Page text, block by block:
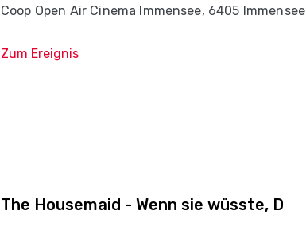
Coop Open Air Cinema Immensee, 6405 Immensee
Zum Ereignis
The Housemaid - Wenn sie wüsste, D